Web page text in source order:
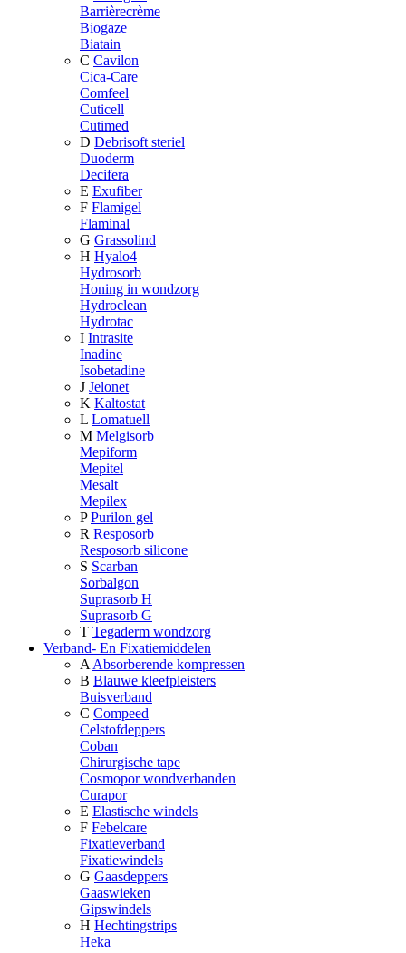
Barrièrecrème
Biogaze
Biatain
C Cavilon
Cica-Care
Comfeel
Cuticell
Cutimed
D Debrisoft steriel
Duoderm
Decifera
E Exufiber
F Flamigel
Flaminal
G Grassolind
H Hyalo4
Hydrosorb
Honing in wondzorg
Hydroclean
Hydrotac
I Intrasite
Inadine
Isobetadine
J Jelonet
K Kaltostat
L Lomatuell
M Melgisorb
Mepiform
Mepitel
Mesalt
Mepilex
P Purilon gel
R Resposorb
Resposorb silicone
S Scarban
Sorbalgon
Suprasorb H
Suprasorb G
T Tegaderm wondzorg
Verband- En Fixatiemiddelen
A Absorberende kompressen
B Blauwe kleefpleisters
Buisverband
C Compeed
Celstofdeppers
Coban
Chirurgische tape
Cosmopor wondverbanden
Curapor
E Elastische windels
F Febelcare
Fixatieverband
Fixatiewindels
G Gaasdeppers
Gaaswieken
Gipswindels
H Hechtingstrips
Heka